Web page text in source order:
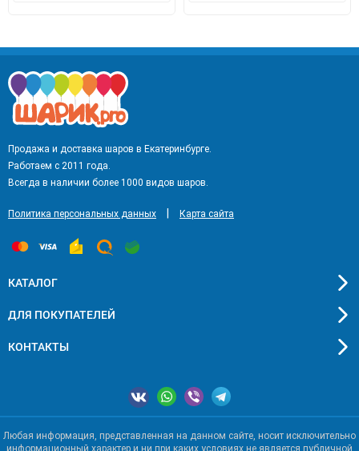
Продажа и доставка шаров в Екатеринбурге.
Работаем с 2011 года.
Всегда в наличии более 1000 видов шаров.
Политика персональных данных Карта сайта
КАТАЛОГ
ДЛЯ ПОКУПАТЕЛЕЙ
КОНТАКТЫ
Любая информация, представленная на данном сайте, носит исключительно
информационный характер и ни при каких условиях не является публичной